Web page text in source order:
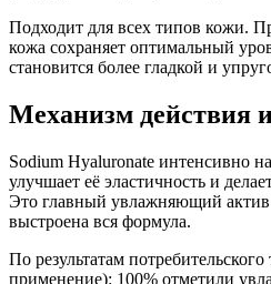
Подходит для всех типов кожи.
кожа сохраняет оптимальный
становится более гладкой и
Механизм действия и
Sodium Hyaluronate интенсивно
улучшает её эластичность и
Это главный увлажняющий актив
выстроена вся формула.
По результатам
применение): 100% отметили